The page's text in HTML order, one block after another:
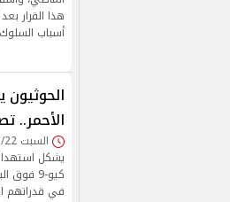
هذا القرار
أسباب
الأحمر..
السبت 22/فبراير/2025 - 10:46 م
كيو-9
في قدراتهم